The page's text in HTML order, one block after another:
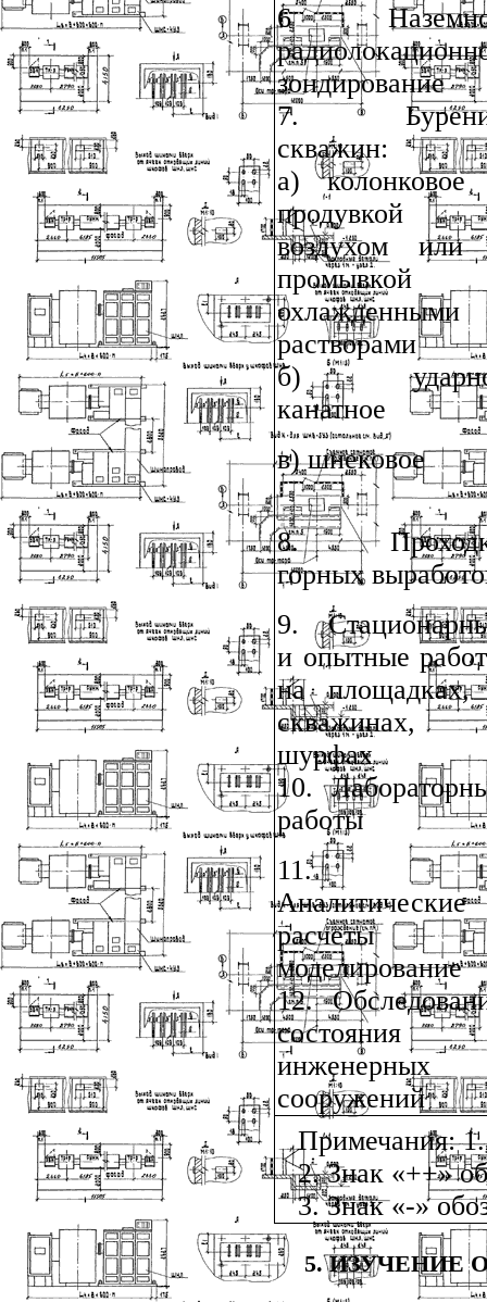
6
зондирование
7.
скважин:
а) колонковое
продувкой
воздухом
промывкой
охлажденными
растворами
б)
канатное
в) шнековое
8.
горных
9.
и опытные
на площадках,
скважинах,
шурфах
10.
работы
11.
Аналитические
расчеты
моделирование
12.
состояния
инженерных
сооружений
Примечания: 1.
2. Знак «++»
3. Знак «-»
5. ИЗУЧЕНИЕ